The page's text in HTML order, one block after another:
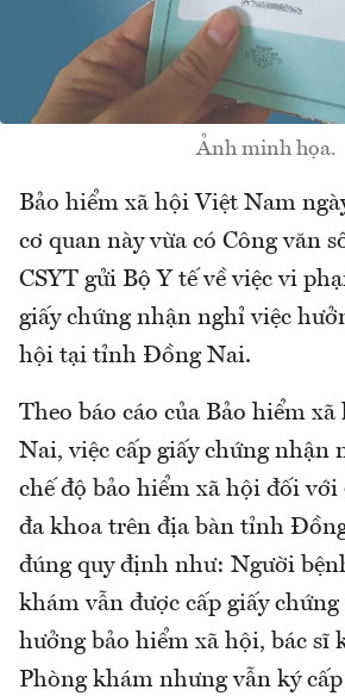
Ảnh minh họa.
Bảo hiểm xã hội Việt Nam
cơ quan này vừa có Công văn
CSYT gửi Bộ Y tế về việc vi
giấy chứng nhận nghỉ việc
hội tại tỉnh Đồng Nai.
Theo báo cáo của Bảo hiểm
Nai, việc cấp giấy chứng nhận
chế độ bảo hiểm xã hội đối
đa khoa trên địa bàn tỉnh
đúng quy định như: Người
khám vẫn được cấp giấy
hưởng bảo hiểm xã hội, bác sĩ
Phòng khám nhưng vẫn ký